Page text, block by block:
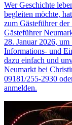
Wer Geschichte
begleiten möchte,
zum Gästeführer
Gästeführer
28. Januar 2026,
Informations- und
dazu einfach und
Neumarkt bei
09181/255-2930
anmelden.